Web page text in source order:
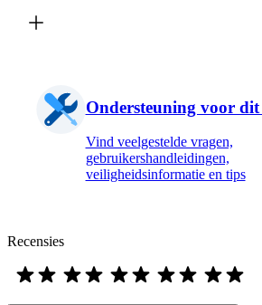
Ondersteuning voor
Vind veelgestelde vragen,
gebruikershandleidingen,
veiligheidsinformatie en tips
Recensies